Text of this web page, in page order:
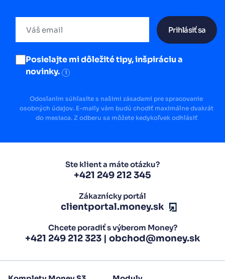
Prihlásiť sa
Posielajte mi dôležité tipy, inšpiráciu a
novinky.
i
Odoslaním súhlasíte s našimi zásadami pre spracovanie
osobných údajov. E-maily vám budú chodiť maximálne dvakrát
do mesiaca. Z odberu sa môžete kedykoľvek odhlásiť
Ste klient a máte otázku?
+421 249 212 345
Zákaznícky portál
clientportal.money.sk
Chcete poradiť s výberom Money?
+421 249 212 323| obchod@money.sk